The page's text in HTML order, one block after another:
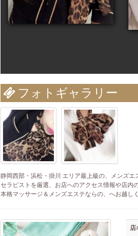
フォトギャラリー
静岡西部・浜松・掛川 エリア最上級の、メンズエ
セラピストを厳選、お店へのアクセス情報や店内
本格マッサージ＆メンズエステならの、へお越し
店